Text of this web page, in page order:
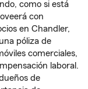
como si está
con
en Chandler,
una póliza de
comerciales,
laboral.
de